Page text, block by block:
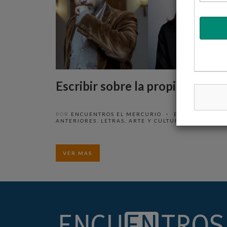
Escribir sobre la propia tribu
POR ENCUENTROS EL MERCURIO •
ENCUENTROS
ANTERIORES
LETRAS, ARTE Y CULTURA
VER MAS